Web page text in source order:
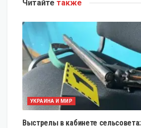
Читайте также
УКРАИНА И МИР
Выстрелы в кабинете